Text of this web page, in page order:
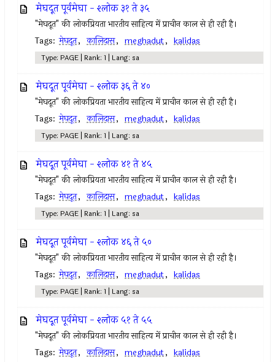
मेघदूत पूर्वमेघा - श्लोक ३१ ते ३५
"मेघदूत" की लोकप्रियता भारतीय साहित्य में प्राचीन काल से ही रही है।
Tags: मेघदूत, कालिदास, meghadut, kalidas
Type: PAGE | Rank: 1 | Lang: sa
मेघदूत पूर्वमेघा - श्लोक ३६ ते ४०
"मेघदूत" की लोकप्रियता भारतीय साहित्य में प्राचीन काल से ही रही है।
Tags: मेघदूत, कालिदास, meghadut, kalidas
Type: PAGE | Rank: 1 | Lang: sa
मेघदूत पूर्वमेघा - श्लोक ४१ ते ४५
"मेघदूत" की लोकप्रियता भारतीय साहित्य में प्राचीन काल से ही रही है।
Tags: मेघदूत, कालिदास, meghadut, kalidas
Type: PAGE | Rank: 1 | Lang: sa
मेघदूत पूर्वमेघा - श्लोक ४६ ते ५०
"मेघदूत" की लोकप्रियता भारतीय साहित्य में प्राचीन काल से ही रही है।
Tags: मेघदूत, कालिदास, meghadut, kalidas
Type: PAGE | Rank: 1 | Lang: sa
मेघदूत पूर्वमेघा - श्लोक ५१ ते ५५
"मेघदूत" की लोकप्रियता भारतीय साहित्य में प्राचीन काल से ही रही है।
Tags: मेघदूत, कालिदास, meghadut, kalidas